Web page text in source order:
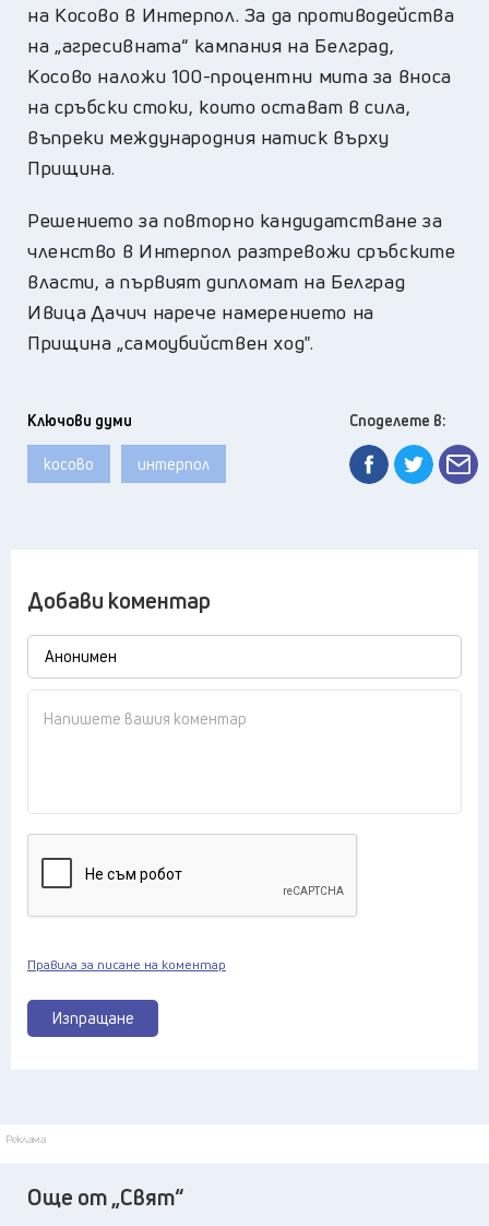
на Косово в Интерпол. За да противодейства
на „агресивната“ кампания на Белград,
Косово наложи 100-процентни мита за вноса
на сръбски стоки, които остават в сила,
въпреки международния натиск върху
Прищина.
Решението за повторно кандидатстване за
членство в Интерпол разтревожи сръбските
власти, а първият дипломат на Белград
Ивица Дачич нарече намерението на
Прищина „самоубийствен ход".
Ключови думи
косово интерпол
Споделете в:
Добави коментар
Изпращане
Правила за писане на коментар
Реклама
Още от „Свят“